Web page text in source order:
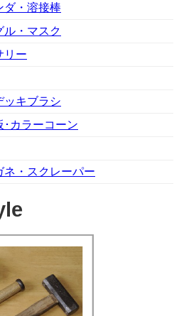
ダ・溶接棒
ル・マスク
リー
ッキブラシ
･カラーコーン
・スクレーパー